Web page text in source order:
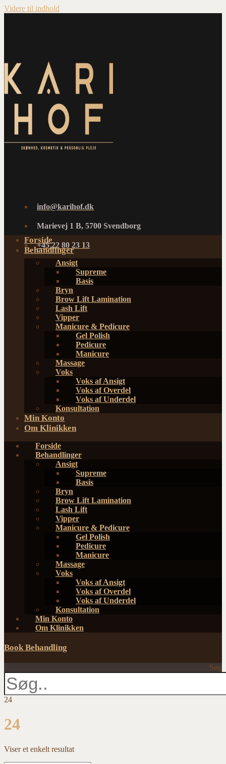
Videre til indhold
info@karihof.dk
Marievej 1 B, 5700 Svendborg
+45 22 80 23 13
Forside
Behandlinger
Ansigt
Supreme
Basis
Bryn
Brow Lift Lamination
Lash Lift
Vipper
Manicure & Pedicure
Gel Polish
Pedicure
Manicure
Massage
Voks
Voks af Ansigt
Voks af Overdel
Voks af Underdel
Konsultation
Min Konto
Om Klinikken
Forside
Behandlinger
Ansigt
Supreme
Basis
Bryn
Brow Lift Lamination
Lash Lift
Vipper
Manicure & Pedicure
Gel Polish
Pedicure
Manicure
Massage
Voks
Voks af Ansigt
Voks af Overdel
Voks af Underdel
Konsultation
Min Konto
Om Klinikken
Book Behandling
Søg
24
24
Viser et enkelt resultat